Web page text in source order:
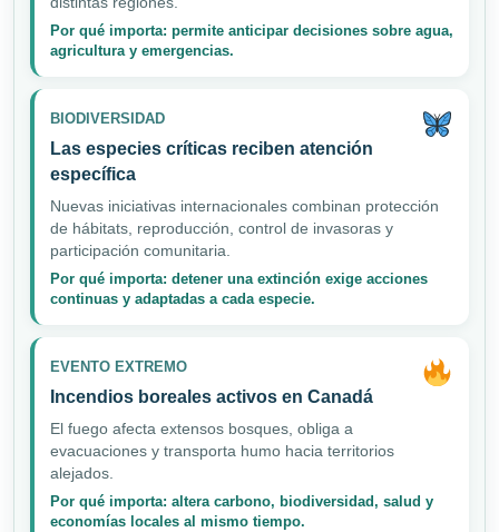
Por qué importa: permite anticipar decisiones sobre agua,
agricultura y emergencias.
BIODIVERSIDAD
Las especies críticas reciben atención
específica
Nuevas iniciativas internacionales combinan protección
de hábitats, reproducción, control de invasoras y
participación comunitaria.
Por qué importa: detener una extinción exige acciones
continuas y adaptadas a cada especie.
EVENTO EXTREMO
Incendios boreales activos en Canadá
El fuego afecta extensos bosques, obliga a
evacuaciones y transporta humo hacia territorios
alejados.
Por qué importa: altera carbono, biodiversidad, salud y
economías locales al mismo tiempo.